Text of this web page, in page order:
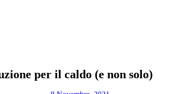
per il caldo (e non solo)